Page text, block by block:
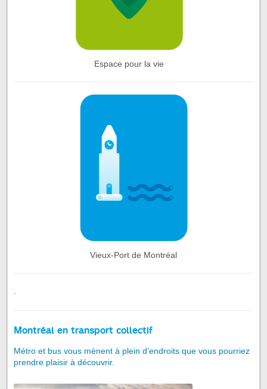
Espace pour la vie
Vieux-Port de Montréal
.
Montréal en transport collectif
Métro et bus vous mènent à plein d’endroits que vous pourriez
prendre plaisir à découvrir.